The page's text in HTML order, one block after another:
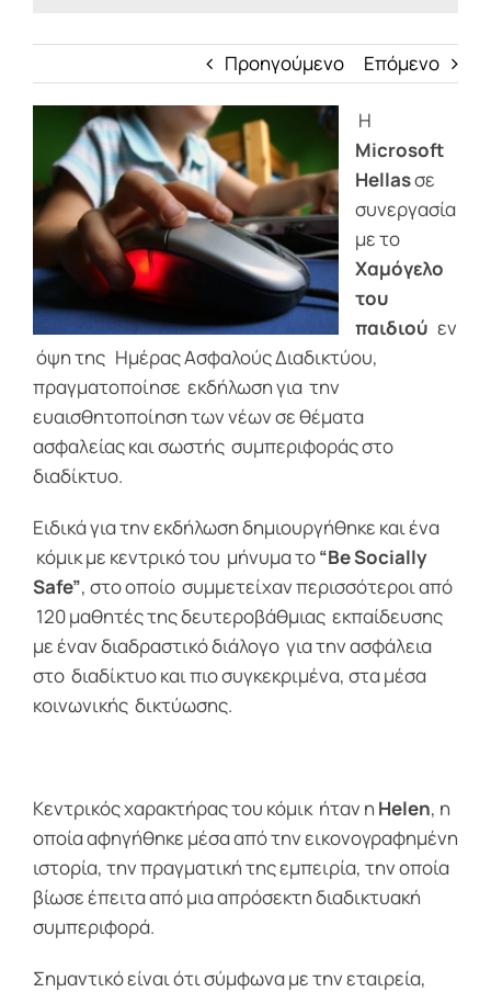
Προηγούμενο Επόμενο
Η
Μicrosoft
Hellasσε
συνεργασία
με το
Χαμόγελο
του
παιδιού εν
όψη της Ημέρας Ασφαλούς Διαδικτύου,
πραγματοποίησε εκδήλωση για την
ευαισθητοποίηση των νέων σε θέματα
ασφαλείας και σωστής συμπεριφοράς στο
διαδίκτυο.
Ειδικά για την εκδήλωση δημιουργήθηκε και ένα
κόμικ με κεντρικό του μήνυμα το“Be Socially
Safe”, στο οποίο συμμετείχαν περισσότεροι από
120 μαθητές της δευτεροβάθμιας εκπαίδευσης
με έναν διαδραστικό διάλογο για την ασφάλεια
στο διαδίκτυο και πιο συγκεκριμένα, στα μέσα
κοινωνικής δικτύωσης.
Κεντρικός χαρακτήρας του κόμικ ήταν η Helen, η
οποία αφηγήθηκε μέσα από την εικονογραφημένη
ιστορία, την πραγματική της εμπειρία, την οποία
βίωσε έπειτα από μια απρόσεκτη διαδικτυακή
συμπεριφορά.
Σημαντικό είναι ότι σύμφωνα με την εταιρεία,